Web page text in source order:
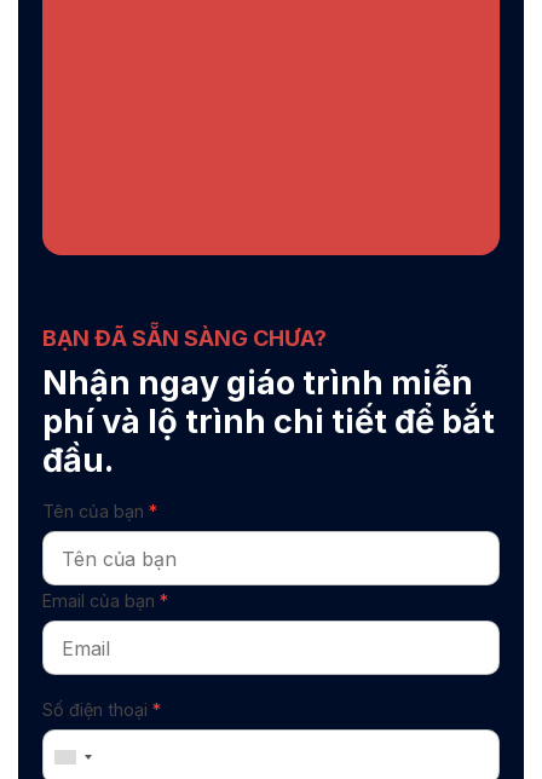
BẠN ĐÃ SẴN SÀNG CHƯA?
Nhận ngay giáo trình miễn
phí và lộ trình chi tiết để bắt
đầu.
Tên của bạn *
Email của bạn *
Số điện thoại *